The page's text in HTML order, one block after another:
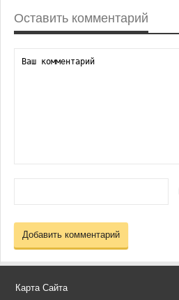
Оставить комментарий
Карта Сайта